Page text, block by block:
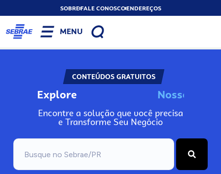
SOBREFALE CONOSCOENDEREÇOS
MENU
CONTEÚDOS GRATUITOS
Explore No
Encontre a solução que você precisa
e Transforme Seu Negócio